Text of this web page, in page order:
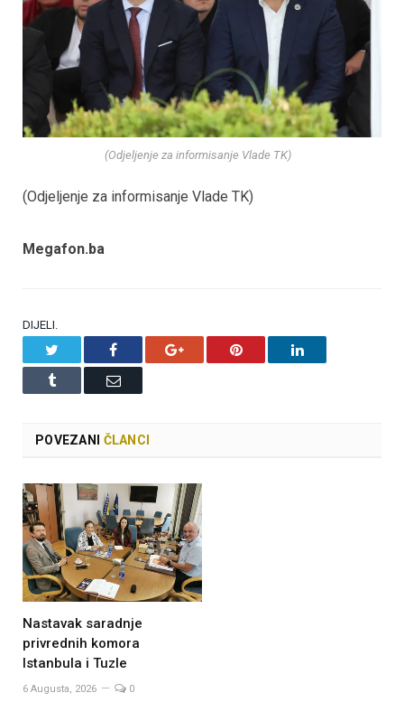
(Odjeljenje za informisanje Vlade TK)
(Odjeljenje za informisanje Vlade TK)
Megafon.ba
DIJELI.
Facebook Google+ Pinterest LinkedIn
Tumblr Email
POVEZANI ČLANCI
Nastavak saradnje
privrednih komora
Istanbula i Tuzle
6 Augusta, 2026 0